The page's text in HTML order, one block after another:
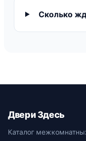
Сколько
Двери Здесь
Каталог